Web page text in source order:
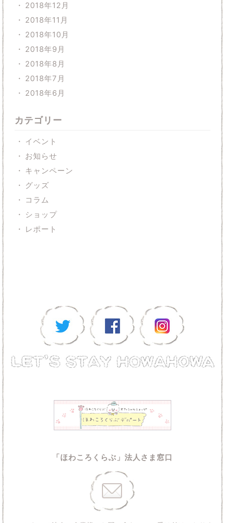
2018年12月
2018年11月
2018年10月
2018年9月
2018年8月
2018年7月
2018年6月
カテゴリー
イベント
お知らせ
キャンペーン
グッズ
コラム
ショップ
レポート
「ほわころくらぶ」法人さま窓口